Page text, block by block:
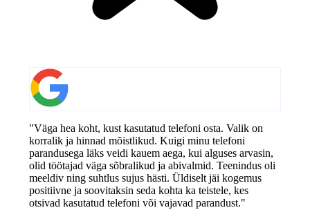
"Väga hea koht, kust kasutatud telefoni osta. Valik on
korralik ja hinnad mõistlikud. Kuigi minu telefoni
parandusega läks veidi kauem aega, kui alguses arvasin,
olid töötajad väga sõbralikud ja abivalmid. Teenindus oli
meeldiv ning suhtlus sujus hästi. Üldiselt jäi kogemus
positiivne ja soovitaksin seda kohta ka teistele, kes
otsivad kasutatud telefoni või vajavad parandust."